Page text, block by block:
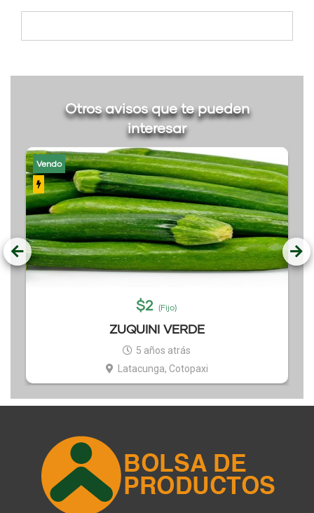
Otros avisos que te pueden
interesar
Vendo
$2 (Fijo)
ZUQUINI VERDE
5 años atrás
Latacunga, Cotopaxi